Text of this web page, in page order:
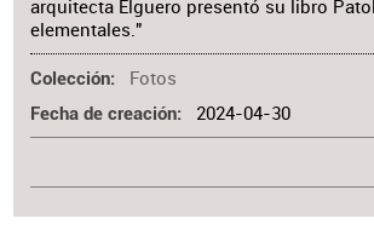
arquitecta Elguero presentó su libro
elementales."
Colección Fotos
Fecha de creación 2024-04-30